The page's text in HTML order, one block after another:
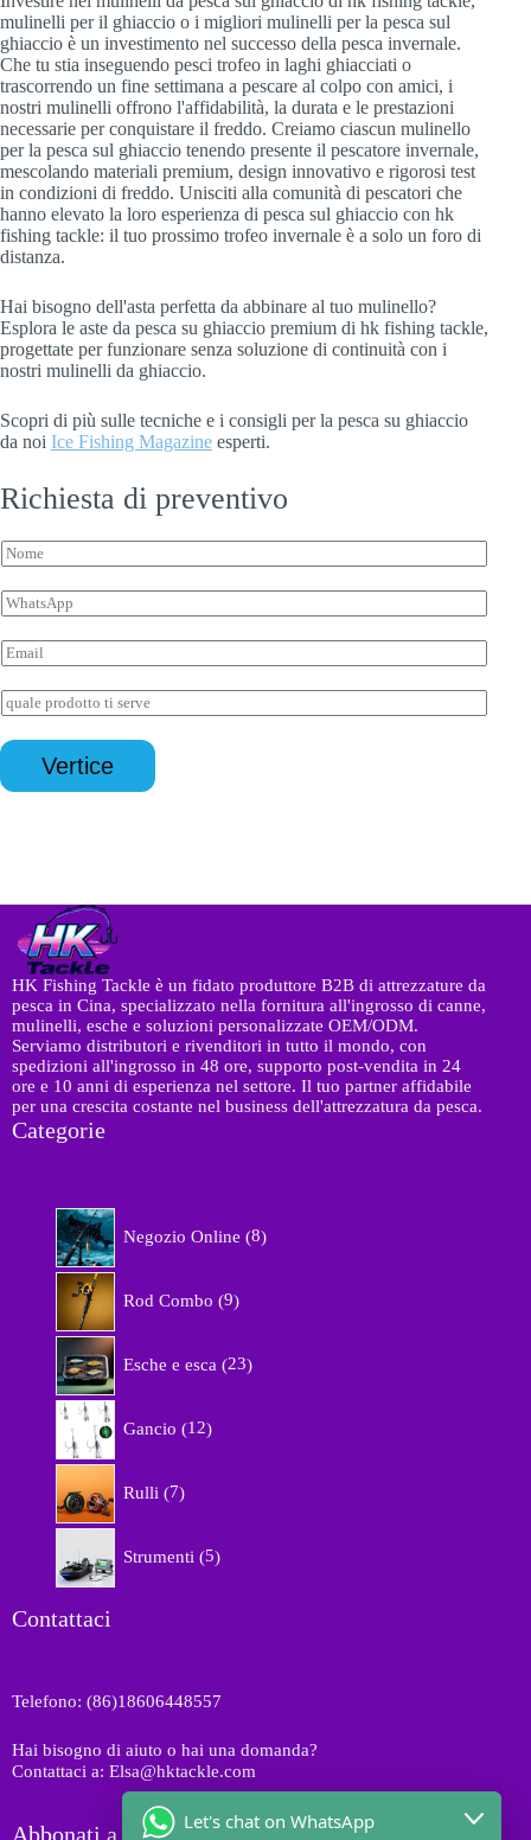
mulinelli per il ghiaccio o i migliori mulinelli per la pesca sul
ghiaccio è un investimento nel successo della pesca invernale.
Che tu stia inseguendo pesci trofeo in laghi ghiacciati o
trascorrendo un fine settimana a pescare al colpo con amici, i
nostri mulinelli offrono l'affidabilità, la durata e le prestazioni
necessarie per conquistare il freddo. Creiamo ciascun mulinello
per la pesca sul ghiaccio tenendo presente il pescatore invernale,
mescolando materiali premium, design innovativo e rigorosi test
in condizioni di freddo. Unisciti alla comunità di pescatori che
hanno elevato la loro esperienza di pesca sul ghiaccio con hk
fishing tackle: il tuo prossimo trofeo invernale è a solo un foro di
distanza.
Hai bisogno dell'asta perfetta da abbinare al tuo mulinello?
Esplora le aste da pesca su ghiaccio premium di hk fishing tackle,
progettate per funzionare senza soluzione di continuità con i
nostri mulinelli da ghiaccio.
Scopri di più sulle tecniche e i consigli per la pesca su ghiaccio
da noi Ice Fishing Magazine esperti.
Richiesta di preventivo
*
W
a
t
s
a
p
W
h
t
N
o
m
W
h
a
a
p
p
E
m
a
*
R
i
c
i
Vertice
HK Fishing Tackle è un fidato produttore B2B di attrezzature da
pesca in Cina, specializzato nella fornitura all'ingrosso di canne,
mulinelli, esche e soluzioni personalizzate OEM/ODM.
Serviamo distributori e rivenditori in tutto il mondo, con
spedizioni all'ingrosso in 48 ore, supporto post-vendita in 24
ore e 10 anni di esperienza nel settore. Il tuo partner affidabile
per una crescita costante nel business dell'attrezzatura da pesca.
Categorie
Negozio Online 8p
Rod Combo 9p
o
Esche e esca 233
Gancio 122
o
Rulli 7p
o
Strumenti 5p
t
Contattaci
Telefono: (86)18606448557
Hai bisogno di aiuto o hai una domanda?
Contattaci a: Elsa@hktackle.com
Abbonati a HK TackleLet's chat on WhatsApp